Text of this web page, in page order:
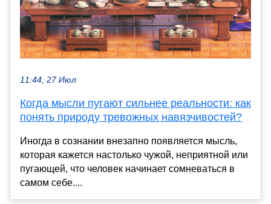
11:44, 27 Июл
Когда мысли пугают сильнее реальности: как
понять природу тревожных навязчивостей?
Иногда в сознании внезапно появляется мысль,
которая кажется настолько чужой, неприятной или
пугающей, что человек начинает сомневаться в
самом себе....